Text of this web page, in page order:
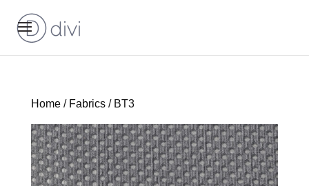
Home/ Fabrics/ BT3